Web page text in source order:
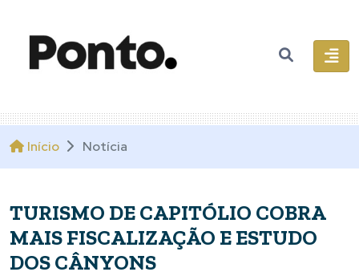
Início Notícia
TURISMO DE CAPITÓLIO COBRA
MAIS FISCALIZAÇÃO E ESTUDO
DOS CÂNYONS